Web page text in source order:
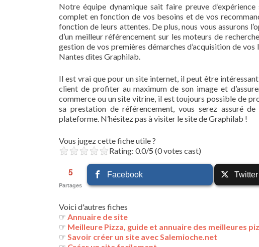
Notre équipe dynamique sait faire preuve
complet en fonction de vos besoins et de vos
fonction de leurs attentes. De plus, nous vous assurons
d’un meilleur référencement sur les moteurs de
gestion de vos premières démarches d’acquisition de
Nantes dites Graphilab.
Il est vrai que pour un site internet, il peut être
client de profiter au maximum de son image et
commerce ou un site vitrine, il est toujours possible de
sa prestation de référencement, vous serez assuré
plateforme. N’hésitez pas à visiter le site de Graphilab !
Vous jugez cette fiche utile ?
Rating: 0.0/5 (0 votes cast)
5
Partages
Facebook Twitter
Voici d'autres fiches
☞ Annuaire de site
☞ Meilleure Pizza, guide et annuaire des meilleures
☞ Savoir créer un site avec Salemioche.net